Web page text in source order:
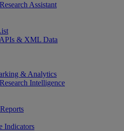
Assistant
& XML Data
& Analytics
Intelligence
Indicators